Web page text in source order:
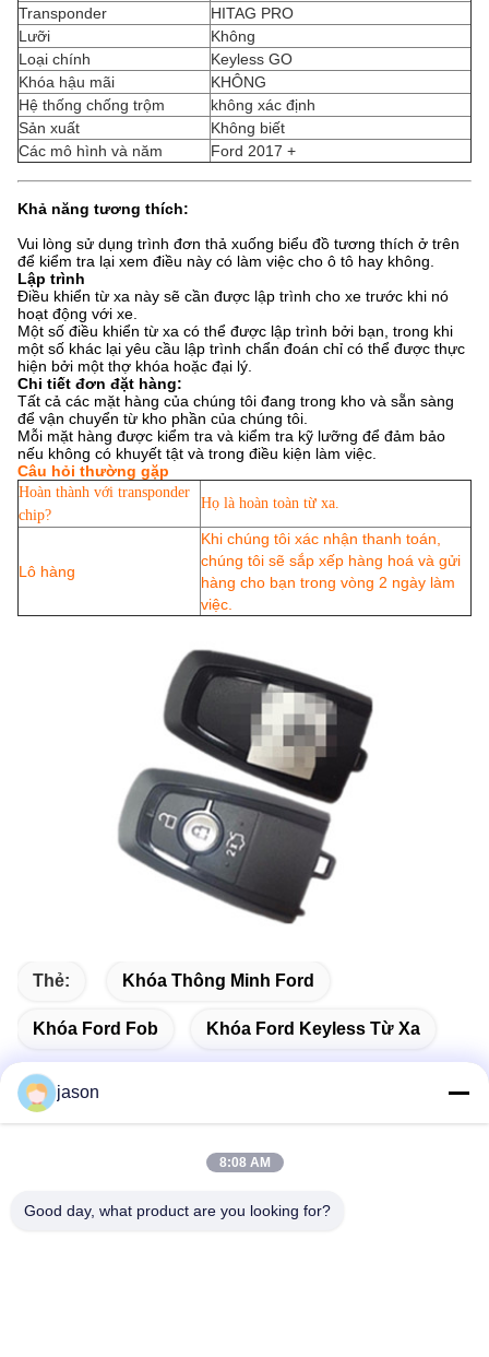
Transponder
HITAG PRO
Lưỡi
Không
Loại chính
Keyless GO
Khóa hậu mãi
KHÔNG
Hệ thống chống trộm
không xác định
Sản xuất
Không biết
Các mô hình và năm
Ford 2017 +
Khả năng tương thích:
Vui lòng sử dụng trình đơn thả xuống biểu đồ tương thích ở trên
để kiểm tra lại xem điều này có làm việc cho ô tô hay không.
Lập trình
Điều khiển từ xa này sẽ cần được lập trình cho xe trước khi nó
hoạt động với xe.
Một số điều khiển từ xa có thể được lập trình bởi bạn, trong khi
một số khác lại yêu cầu lập trình chẩn đoán chỉ có thể được thực
hiện bởi một thợ khóa hoặc đại lý.
Chi tiết đơn đặt hàng:
Tất cả các mặt hàng của chúng tôi đang trong kho và sẵn sàng
để vận chuyển từ kho phần của chúng tôi.
Mỗi mặt hàng được kiểm tra và kiểm tra kỹ lưỡng để đảm bảo
nếu không có khuyết tật và trong điều kiện làm việc.
Câu hỏi thường gặp
Hoàn thành với transponder
chip?
Họ là hoàn toàn từ xa.
Lô hàng
Khi chúng tôi xác nhận thanh toán,
chúng tôi sẽ sắp xếp hàng hoá và gửi
hàng cho bạn trong vòng 2 ngày làm
việc.
Thẻ: Khóa Thông Minh Ford
Khóa Ford Fob Khóa Ford Keyless Từ Xa
Địa chỉ
jason
8:08 AM
Good day, what product are you looking for?